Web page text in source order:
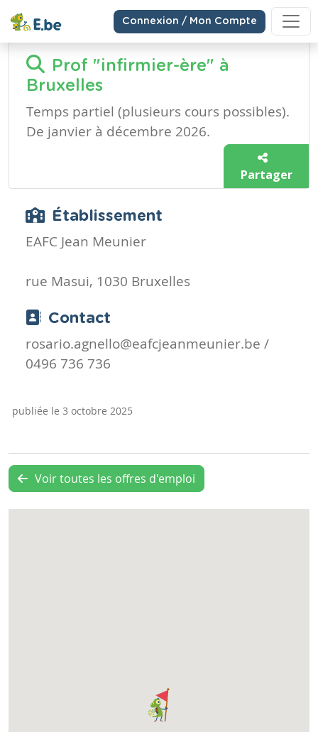
Connexion / Mon Compte
Prof "infirmier-ère" à
Bruxelles
Temps partiel (plusieurs cours possibles).
De janvier à décembre 2026.
Partager
Établissement
EAFC Jean Meunier
rue Masui, 1030 Bruxelles
Contact
rosario.agnello@eafcjeanmeunier.be /
0496 736 736
publiée le 3 octobre 2025
Voir toutes les offres d'emploi